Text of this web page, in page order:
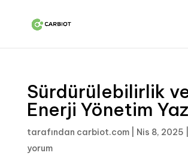
Sürdürülebilirlik
Enerji Yönetim
tarafından carbiot.com| Nis 8, 2025
yorum